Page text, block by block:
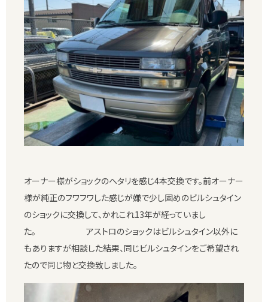
オーナー様がショックのヘタリを感じ4本交換です。前オーナー
様が純正のフワフワした感じが嫌で少し固めのビルシュタイン
のショックに交換して、かれこれ13年が経っていまし
た。 アストロのショックはビルシュタイン以外に
もありますが相談した結果、同じビルシュタインをご希望され
たので同じ物と交換致しました。